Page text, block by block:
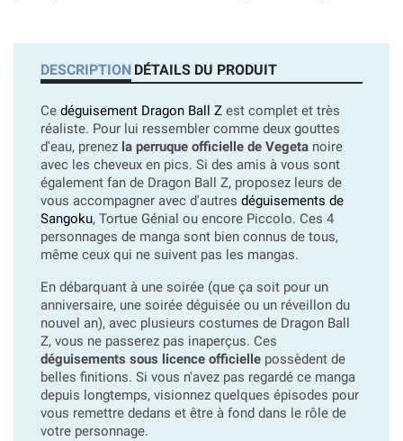
DESCRIPTION DÉTAILS DU PRODUIT
Ce déguisement Dragon Ball Z est complet et très
réaliste. Pour lui ressembler comme deux gouttes
d'eau, prenez la perruque officielle de Vegeta noire
avec les cheveux en pics. Si des amis à vous sont
également fan de Dragon Ball Z, proposez leurs de
vous accompagner avec d'autres déguisements de
Sangoku, Tortue Génial ou encore Piccolo. Ces 4
personnages de manga sont bien connus de tous,
même ceux qui ne suivent pas les mangas.
En débarquant à une soirée (que ça soit pour un
anniversaire, une soirée déguisée ou un réveillon du
nouvel an), avec plusieurs costumes de Dragon Ball
Z, vous ne passerez pas inaperçus. Ces
déguisements sous licence officielle possèdent de
belles finitions. Si vous n'avez pas regardé ce manga
depuis longtemps, visionnez quelques épisodes pour
vous remettre dedans et être à fond dans le rôle de
votre personnage.